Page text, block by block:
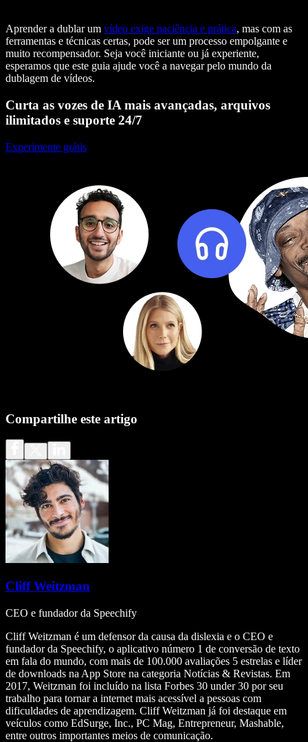
Aprender a dublar um vídeo exige paciência e prática, mas com as
ferramentas e técnicas certas, pode ser um processo empolgante e
muito recompensador. Seja você iniciante ou já experiente,
esperamos que este guia ajude você a navegar pelo mundo da
dublagem de vídeos.
Curta as vozes de IA mais avançadas, arquivos
ilimitados e suporte 24/7
Experimente grátis
Compartilhe este artigo
Cliff Weitzman
CEO e fundador da Speechify
Cliff Weitzman é um defensor da causa da dislexia e o CEO e
fundador da Speechify, o aplicativo número 1 de conversão de texto
em fala do mundo, com mais de 100.000 avaliações 5 estrelas e líder
de downloads na App Store na categoria Notícias & Revistas. Em
2017, Weitzman foi incluído na lista Forbes 30 under 30 por seu
trabalho para tornar a internet mais acessível a pessoas com
dificuldades de aprendizagem. Cliff Weitzman já foi destaque em
veículos como EdSurge, Inc., PC Mag, Entrepreneur, Mashable,
entre outros importantes meios de comunicação.